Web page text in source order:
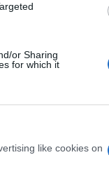
or Sharing
for which it
like cookies on